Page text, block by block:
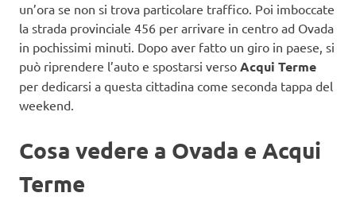
un’ora se non si trova particolare traffico. Poi imboccate
la strada provinciale 456 per arrivare in centro ad Ovada
in pochissimi minuti. Dopo aver fatto un giro in paese, si
può riprendere l’auto e spostarsi verso Acqui Terme
per dedicarsi a questa cittadina come seconda tappa del
weekend.
Cosa vedere a Ovada e Acqui
Terme